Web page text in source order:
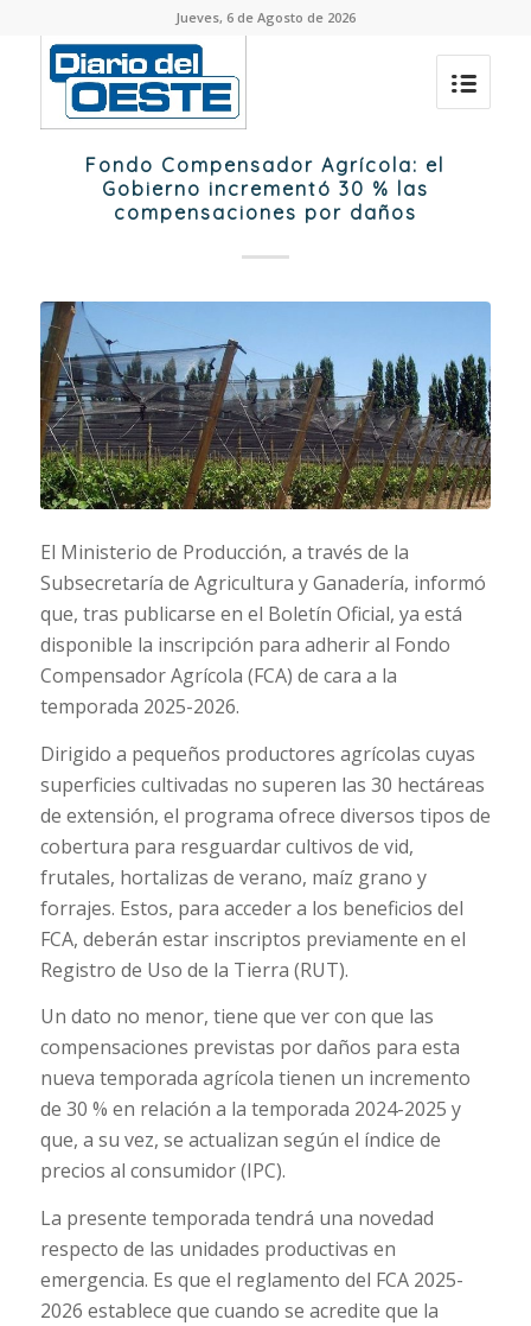
Jueves, 6 de Agosto de 2026
Fondo Compensador Agrícola: el
Gobierno incrementó 30 % las
compensaciones por daños
El Ministerio de Producción, a través de la
Subsecretaría de Agricultura y Ganadería, informó
que, tras publicarse en el Boletín Oficial, ya está
disponible la inscripción para adherir al Fondo
Compensador Agrícola (FCA) de cara a la
temporada 2025-2026.
Dirigido a pequeños productores agrícolas cuyas
superficies cultivadas no superen las 30 hectáreas
de extensión, el programa ofrece diversos tipos de
cobertura para resguardar cultivos de vid,
frutales, hortalizas de verano, maíz grano y
forrajes. Estos, para acceder a los beneficios del
FCA, deberán estar inscriptos previamente en el
Registro de Uso de la Tierra (RUT).
Un dato no menor, tiene que ver con que las
compensaciones previstas por daños para esta
nueva temporada agrícola tienen un incremento
de 30 % en relación a la temporada 2024-2025 y
que, a su vez, se actualizan según el índice de
precios al consumidor (IPC).
La presente temporada tendrá una novedad
respecto de las unidades productivas en
emergencia. Es que el reglamento del FCA 2025-
2026 establece que cuando se acredite que la